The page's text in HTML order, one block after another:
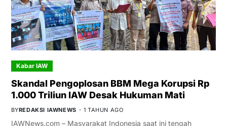
Kabar IAW
Skandal Pengoplosan BBM Mega Korupsi Rp
1.000 Triliun IAW Desak Hukuman Mati
BYREDAKSI IAWNEWS 1 TAHUN AGO
IAWNews.com – Masyarakat Indonesia saat ini tengah